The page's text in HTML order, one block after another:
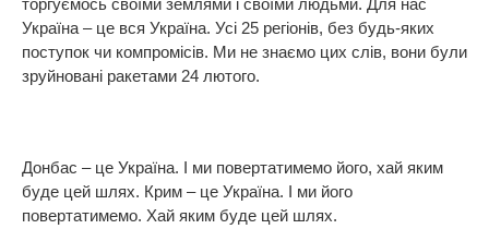
Україна – це вся Україна. Усі 25 регіонів, без будь-яких
поступок чи компромісів. Ми не знаємо цих слів, вони були
зруйновані ракетами 24 лютого.
Донбас – це Україна. І ми повертатимемо його, хай яким
буде цей шлях. Крим – це Україна. І ми його
повертатимемо. Хай яким буде цей шлях.